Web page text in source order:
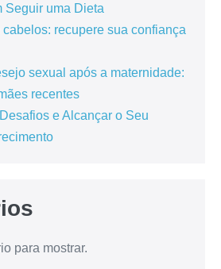
Seguir uma Dieta
recupere sua confiança
sexual após a maternidade:
recentes
e Alcançar o Seu
para mostrar.